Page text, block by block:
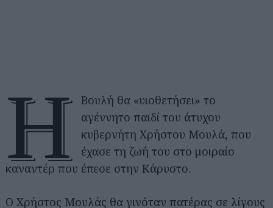
Η
Βουλή θα «υιοθετήσει» το
αγέννητο παιδί του άτυχου
κυβερνήτη Χρήστου Μουλά, που
έχασε τη ζωή του στο μοιραίο
καναντέρ που έπεσε στην Κάρυστο.
Ο Χρήστος Μουλάς θα γινόταν πατέρας σε λίγους